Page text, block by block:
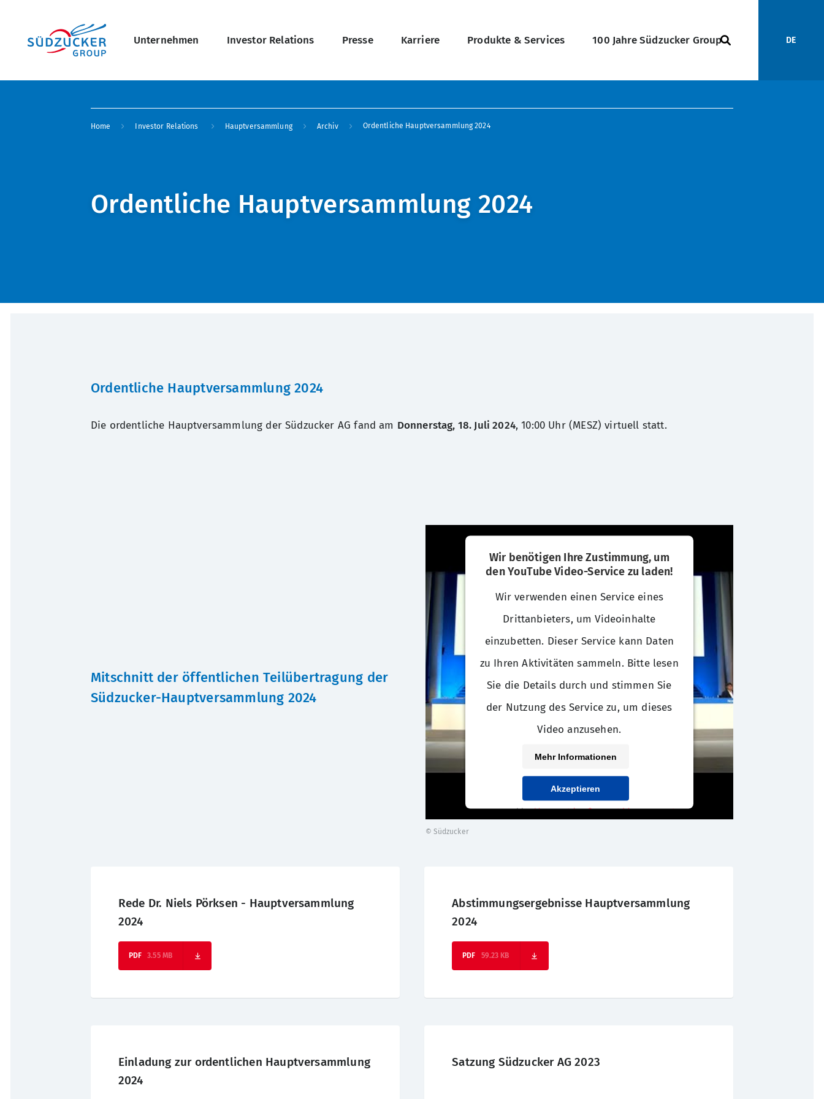
Unternehmen Investor Relations Presse Karriere Produkte & Services 100 Jahre Südzucker Group DE
Breadcrumb
Home Investor Relations Hauptversammlung Archiv Ordentliche Hauptversammlung 2024
Ordentliche Hauptversammlung 2024
Ordentliche Hauptversammlung 2024
Die ordentliche Hauptversammlung der Südzucker AG fand am Donnerstag, 18. Juli 2024, 10:00 Uhr (MESZ) virtuell statt.
Mitschnitt der öffentlichen Teilübertragung der
Südzucker-Hauptversammlung 2024
Wir benötigen Ihre Zustimmung, um
den YouTube Video-Service zu laden!
Wir verwenden einen Service eines
Drittanbieters, um Videoinhalte
einzubetten. Dieser Service kann Daten
zu Ihren Aktivitäten sammeln. Bitte lesen
Sie die Details durch und stimmen Sie
der Nutzung des Service zu, um dieses
Video anzusehen.
Mehr Informationen
Akzeptieren
powered byUsercentrics Consent Management
© Südzucker
Rede Dr. Niels Pörksen - Hauptversammlung
2024
3.55 MB
Abstimmungsergebnisse Hauptversammlung
2024
59.23 KB
Einladung zur ordentlichen Hauptversammlung
2024
Satzung Südzucker AG 2023